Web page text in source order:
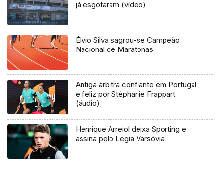
já esgotaram (vídeo)
Élvio Silva sagrou-se Campeão
Nacional de Maratonas
Antiga árbitra confiante em Portugal
e feliz por Stéphanie Frappart
(áudio)
Henrique Arreiol deixa Sporting e
assina pelo Legia Varsóvia